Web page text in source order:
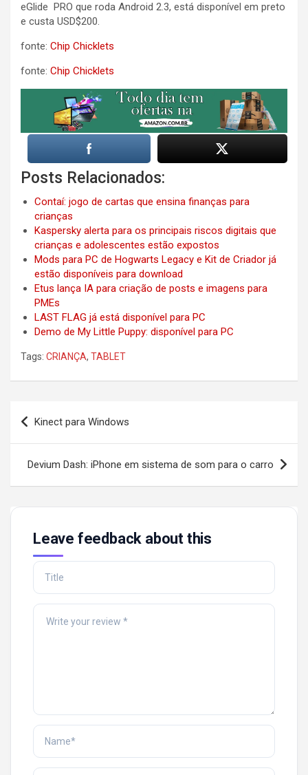
eGlide PRO que roda Android 2.3, está disponível em preto
e custa USD$200.
fonte: Chip Chicklets
fonte: Chip Chicklets
Posts Relacionados:
Contaí: jogo de cartas que ensina finanças para
crianças
Kaspersky alerta para os principais riscos digitais que
crianças e adolescentes estão expostos
Mods para PC de Hogwarts Legacy e Kit de Criador já
estão disponíveis para download
Etus lança IA para criação de posts e imagens para
PMEs
LAST FLAG já está disponível para PC
Demo de My Little Puppy: disponível para PC
Tags: CRIANÇA, TABLET
Post
navigation
Kinect para Windows
Devium Dash: iPhone em sistema de som para o carro
Leave feedback about this